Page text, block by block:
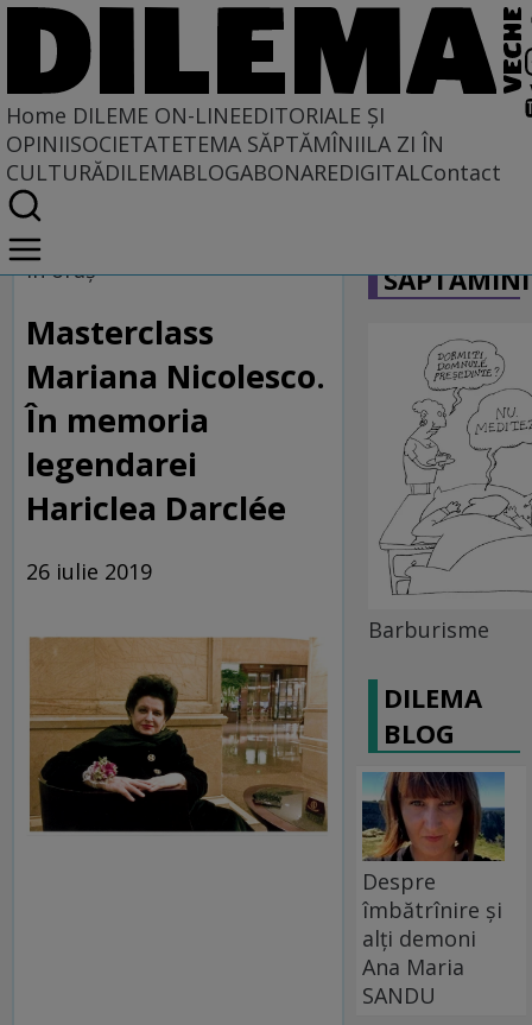
Home DILEME ON-LINEEDITORIALE ȘI
OPINIISOCIETATETEMA SĂPTĂMÎNIILA ZI ÎN
CULTURĂDILEMABLOGABONAREDIGITALContact
Home
Dileme on-line
În oraş
Masterclass
Mariana Nicolesco.
În memoria
legendarei
Hariclea Darclée
26 iulie 2019
Barburisme
DILEMA
BLOG
Despre
îmbătrînire și
alți demoni
Ana Maria
SANDU